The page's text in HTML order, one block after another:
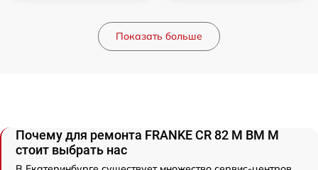
Показать больше
Почему для ремонта FRANKE CR 82 M BM M
стоит выбрать нас